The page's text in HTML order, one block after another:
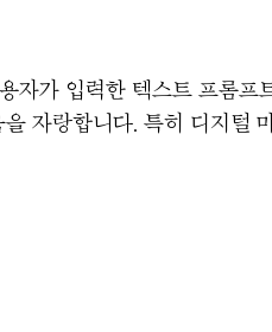
자가 입력한 텍스트 프롬
자랑합니다. 특히 디지털